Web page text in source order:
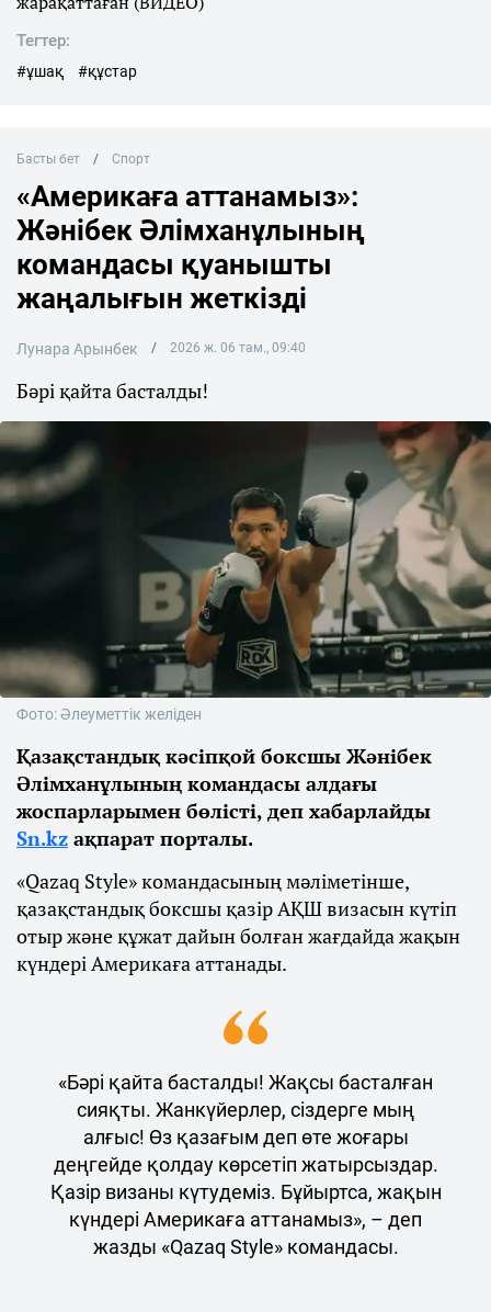
Тегтер:
#ұшақ #құстар
Басты бет Спорт
«Америкаға аттанамыз»:
Жәнібек Әлімханұлының
командасы қуанышты
жаңалығын жеткізді
Лунара Арынбек 2026 ж. 06 там., 09:40
Бәрі қайта басталды!
Фото: Әлеуметтік желіден
Қазақстандық кәсіпқой боксшы Жәнібек
Әлімханұлының командасы алдағы
жоспарларымен бөлісті, деп хабарлайды
Sn.kz ақпарат порталы.
«Qazaq Style» командасының мәліметінше,
қазақстандық боксшы қазір АҚШ визасын күтіп
отыр және құжат дайын болған жағдайда жақын
күндері Америкаға аттанады.
«Бәрі қайта басталды! Жақсы басталған
сияқты. Жанкүйерлер, сіздерге мың
алғыс! Өз қазағым деп өте жоғары
деңгейде қолдау көрсетіп жатырсыздар.
Қазір визаны күтудеміз. Бұйыртса, жақын
күндері Америкаға аттанамыз», – деп
жазды «Qazaq Style» командасы.